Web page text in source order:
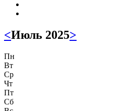
<Июль 2025>
Пн
Вт
Ср
Чт
Пт
Сб